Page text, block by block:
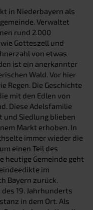
in Niederbayern als
Verwaltet
rund 2.000
Gotteszell und
von etwas
ist ein anerkannter
Wald. Vor hier
Regen. Die Geschichte
mit den Edlen von
Diese Adelsfamilie
und Siedlung blieben
Markt erhoben. In
immer wieder die
einen Teil des
heutige Gemeinde geht
im
Bayern zurück.
19. Jahrhunderts
in dem Ort. Als